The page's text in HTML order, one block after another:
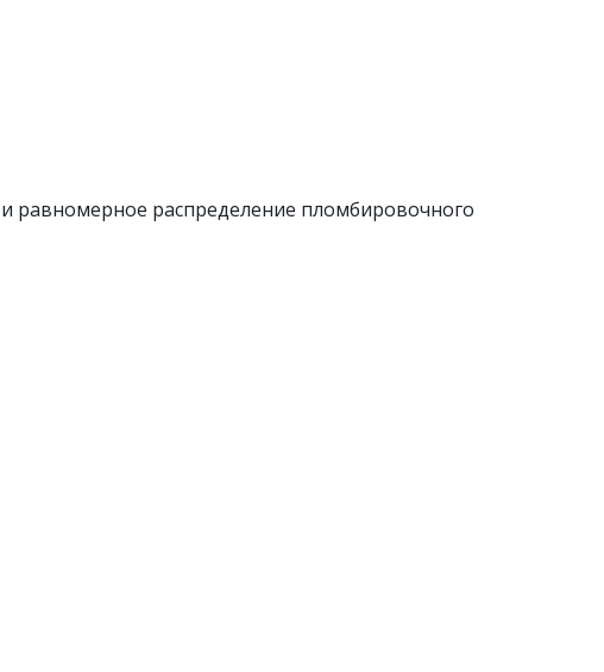
равномерное распределение пломбировочного